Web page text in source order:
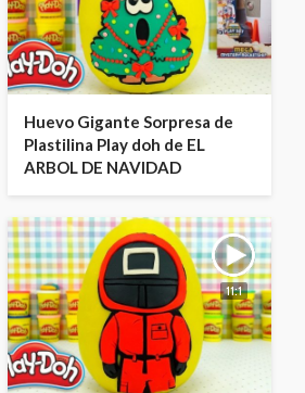
Huevo Gigante Sorpresa de
Plastilina Play doh de EL
ARBOL DE NAVIDAD
11:1